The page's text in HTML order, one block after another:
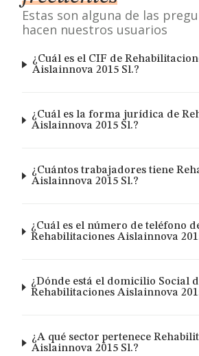
Estas son alguna de las
hacen nuestros usuarios
¿Cuál es el CIF de
Aislainnova 2015 Sl.?
¿Cuál es la forma jurídica de
Aislainnova 2015 Sl.?
¿Cuántos trabajadores tiene
Aislainnova 2015 Sl.?
¿Cuál es el número de teléfono
Rehabilitaciones Aislainnova
¿Dónde está el domicilio Social
Rehabilitaciones Aislainnova
¿A qué sector pertenece
Aislainnova 2015 Sl.?